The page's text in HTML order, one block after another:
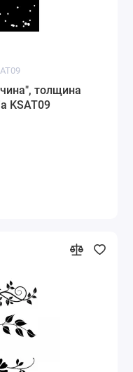
толщина
KSAT09